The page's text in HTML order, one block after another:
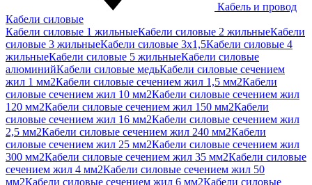
Кабель и провод
Кабели силовые
Кабели силовые 1 жильныеКабели силовые 2 жильныеКабели
силовые 3 жильныеКабели силовые 3х1,5Кабели силовые 4
жильныеКабели силовые 5 жильныеКабели силовые
алюминийКабели силовые медьКабели силовые сечением
жил 1 мм2Кабели силовые сечением жил 1,5 мм2Кабели
силовые сечением жил 10 мм2Кабели силовые сечением жил
120 мм2Кабели силовые сечением жил 150 мм2Кабели
силовые сечением жил 16 мм2Кабели силовые сечением жил
2,5 мм2Кабели силовые сечением жил 240 мм2Кабели
силовые сечением жил 25 мм2Кабели силовые сечением жил
300 мм2Кабели силовые сечением жил 35 мм2Кабели силовые
сечением жил 4 мм2Кабели силовые сечением жил 50
мм2Кабели силовые сечением жил 6 мм2Кабели силовые